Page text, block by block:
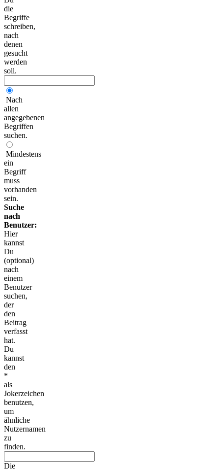
die
Begriffe
schreiben,
nach
denen
gesucht
werden
soll.
Nach
allen
angegebenen
Begriffen
suchen.
Mindestens
ein
Begriff
muss
vorhanden
sein.
Suche
nach
Benutzer:
Hier
kannst
Du
(optional)
nach
einem
Benutzer
suchen,
der
den
Beitrag
verfasst
hat.
Du
kannst
den
*
als
Jokerzeichen
benutzen,
um
ähnliche
Nutzernamen
zu
finden.
Die